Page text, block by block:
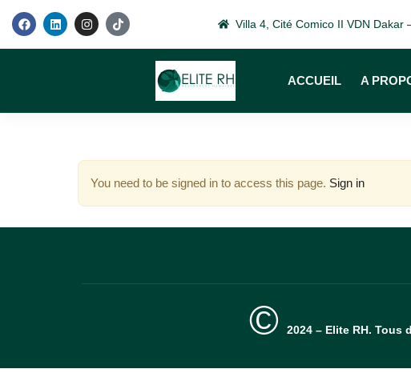
Villa 4, Cité Comico II VDN Dakar
ACCUEIL A
You need to be signed in to access this page. Sign in
© 2024 – Elite RH. Tous